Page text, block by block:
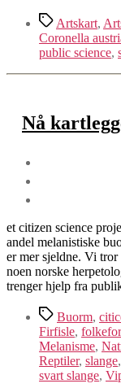
Stikkord
Artskart,
Coronella
public science,
Nå
et citizen science
andel melanistiske
er mer sjeldne. Vi
noen norske
trenger hjelp fra
Stikkord
Buorm,
Firfisle,
Melanisme,
Reptiler, slange,
svart slange,